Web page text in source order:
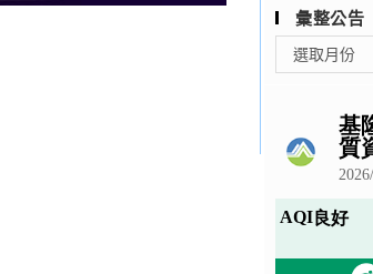
彙整公告
整
選取月份